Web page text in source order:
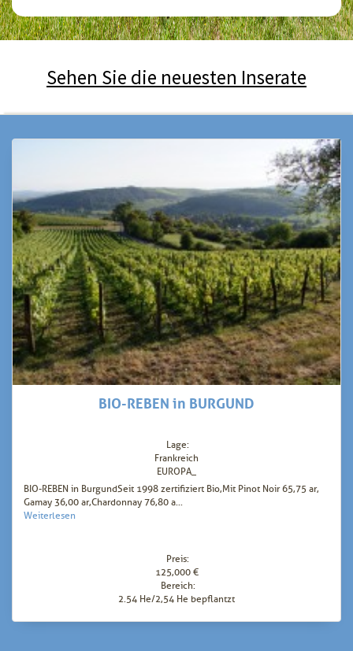
Sehen Sie die neuesten Inserate
BIO-REBEN in BURGUND
Lage:
Frankreich
EUROPA_
BIO-REBEN in BurgundSeit 1998 zertifiziert Bio,Mit Pinot Noir 65,75 ar,
Gamay 36,00 ar,Chardonnay 76,80 a...
Weiterlesen
Preis:
125,000 €
Bereich:
2.54 He/2,54 He bepflantzt